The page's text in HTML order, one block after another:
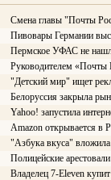
Смена главы "Почты
Пивовары Германии
Пермское УФАС не
Руководителем «Почты
"Детский мир" ищет
Белоруссия закрыла
Yahoo! запустила
Amazon открывается в
"Азбука вкуса"
Полицейские
Владелец 7-Eleven